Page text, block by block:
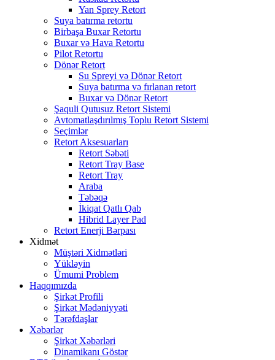
Yan Sprey Retort
Suya batırma retortu
Birbaşa Buxar Retortu
Buxar və Hava Retortu
Pilot Retortu
Dönər Retort
Su Spreyi və Dönər Retort
Suya batırma və fırlanan retort
Buxar və Dönər Retort
Şaquli Qutusuz Retort Sistemi
Avtomatlaşdırılmış Toplu Retort Sistemi
Seçimlər
Retort Aksesuarları
Retort Səbəti
Retort Tray Base
Retort Tray
Araba
Təbəqə
İkiqat Qatlı Qab
Hibrid Layer Pad
Retort Enerji Bərpası
Xidmət
Müştəri Xidmətləri
Yükləyin
Ümumi Problem
Haqqımızda
Şirkət Profili
Şirkət Mədəniyyəti
Tərəfdaşlar
Xəbərlər
Şirkət Xəbərləri
Dinamikanı Göstər